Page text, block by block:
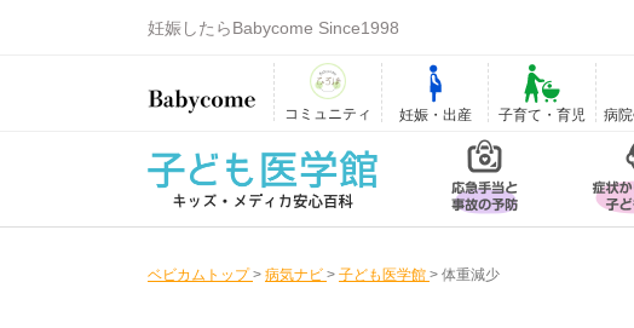
妊娠したらBabycome Since1998
コミュニティ 妊娠・出産 子育て・育児 病
ベビカムトップ > 病気ナビ > 子ども医学館 > 体重減少